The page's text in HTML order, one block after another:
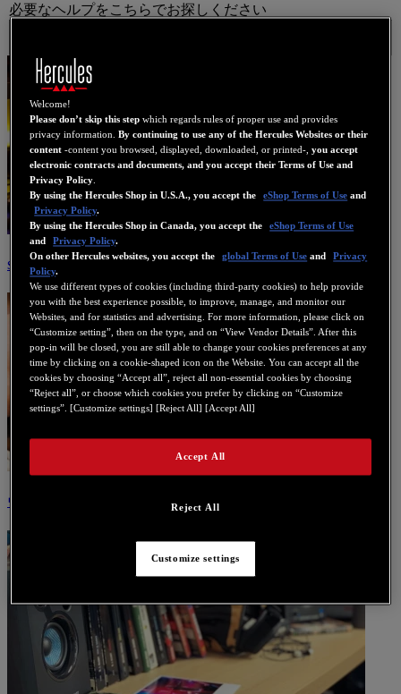
必要なヘルプをこちらでお探しください
Stream
ワイヤレスオーディオ
Welcome!
Please don’t skip this step which regards rules of proper use and provides
privacy information.By continuing to use any of the Hercules Websites or their
content -content you browsed, displayed, downloaded, or printed-,you accept
electronic contracts and documents, and you accept their Terms of Use and
Privacy Policy.
By using the Hercules Shop in U.S.A., you accept the eShop Terms of Use and
Privacy Policy.
By using the Hercules Shop in Canada, you accept the
eShop Terms of Use
and
Privacy Policy.
On other Hercules websites, you accept the
global Terms of Use and
Privacy
Policy.
We use different types of cookies (including third-party cookies) to help provide
you with the best experience possible, to improve, manage, and monitor our
Websites, and for statistics and advertising. For more information, please click on
“Customize setting”, then on the type, and on “View Vendor Details”. After this
pop-in will be closed, you are still able to change your cookies preferences at any
time by clicking on a cookie-shaped icon on the Website. You can accept all the
cookies by choosing “Accept all”, reject all non-essential cookies by choosing
“Reject all”, or choose which cookies you prefer by clicking on “Customize
settings”. [Customize settings] [Reject All] [Accept All]
Reject All
Accept All
Customize settings